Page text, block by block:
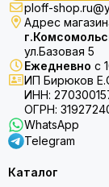
ploff-
Адрес
ул.Базовая 5
Ежедневно с
ИП Бирюков
ИНН:
ОГРН:
WhatsApp
Telegram
Каталог